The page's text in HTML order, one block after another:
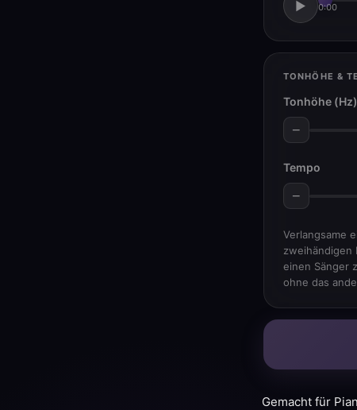
▶ 0:00
TONHÖHE &
Tonhöhe (Hz)
−
Tempo
−
Verlangsame
zweihändigen
einen Sänger
ohne das
Gemacht für